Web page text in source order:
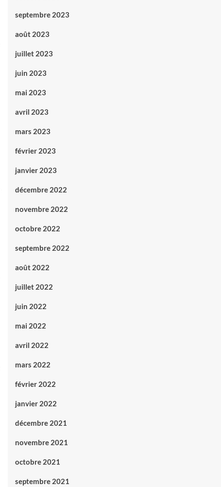
septembre 2023
août 2023
juillet 2023
juin 2023
mai 2023
avril 2023
mars 2023
février 2023
janvier 2023
décembre 2022
novembre 2022
octobre 2022
septembre 2022
août 2022
juillet 2022
juin 2022
mai 2022
avril 2022
mars 2022
février 2022
janvier 2022
décembre 2021
novembre 2021
octobre 2021
septembre 2021